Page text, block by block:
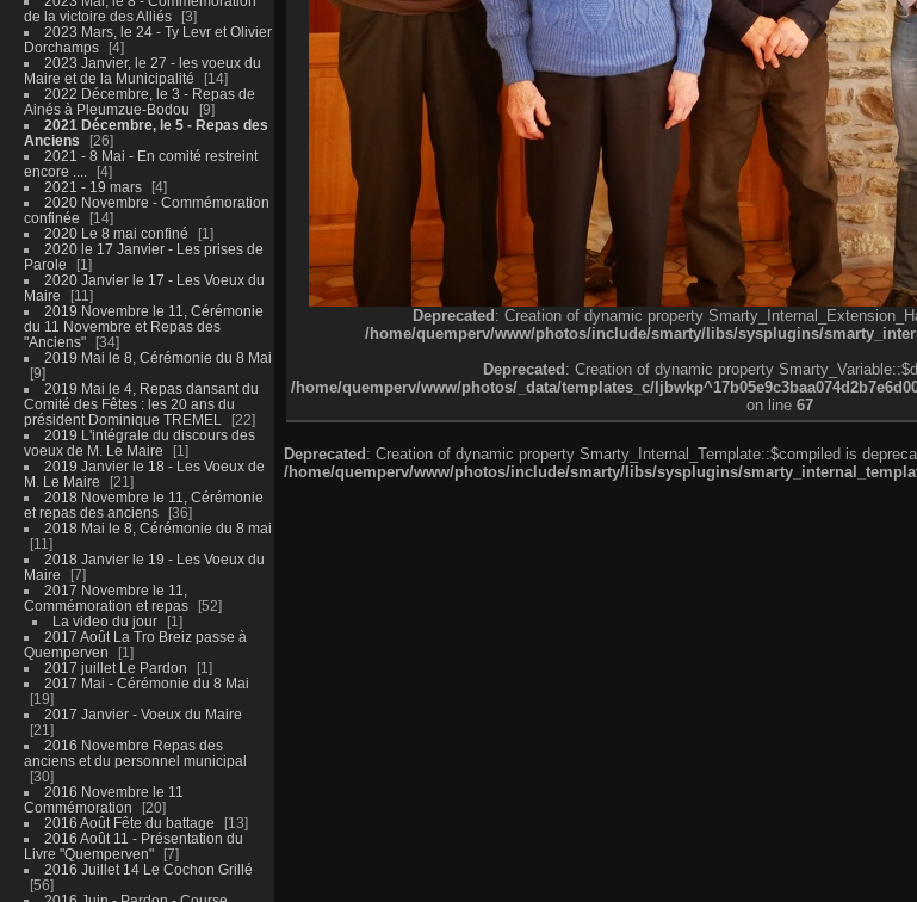
de la victoire des Alliés
3
2023 Mars, le 24 - Ty Levr et Olivier
Dorchamps
4
2023 Janvier, le 27 - les voeux du
Maire et de la Municipalité
14
2022 Décembre, le 3 - Repas de
Ainés à Pleumzue-Bodou
9
2021 Décembre, le 5 - Repas des
Anciens
26
2021 - 8 Mai - En comité restreint
encore ....
4
2021 - 19 mars
4
2020 Novembre - Commémoration
confinée
14
2020 Le 8 mai confiné
1
2020 le 17 Janvier - Les prises de
Parole
1
2020 Janvier le 17 - Les Voeux du
Maire
11
2019 Novembre le 11, Cérémonie
du 11 Novembre et Repas des
"Anciens"
34
2019 Mai le 8, Cérémonie du 8 Mai
9
2019 Mai le 4, Repas dansant du
Comité des Fêtes : les 20 ans du
président Dominique TREMEL
22
2019 L'intégrale du discours des
voeux de M. Le Maire
1
2019 Janvier le 18 - Les Voeux de
M. Le Maire
21
2018 Novembre le 11, Cérémonie
et repas des anciens
36
2018 Mai le 8, Cérémonie du 8 mai
11
2018 Janvier le 19 - Les Voeux du
Maire
7
2017 Novembre le 11,
Commémoration et repas
52
La video du jour
1
2017 Août La Tro Breiz passe à
Quemperven
1
2017 juillet Le Pardon
1
2017 Mai - Cérémonie du 8 Mai
19
2017 Janvier - Voeux du Maire
21
2016 Novembre Repas des
anciens et du personnel municipal
30
2016 Novembre le 11
Commémoration
20
2016 Août Fête du battage
13
2016 Août 11 - Présentation du
Livre "Quemperven"
7
2016 Juillet 14 Le Cochon Grillé
56
Deprecated: Creation of dynamic property
/home/quemperv/www/photos/include/smarty/libs/sysplugins/
Deprecated: Creation of dynamic property
/home/quemperv/www/photos/_data/templates_c/
on line 67
Deprecated: Creation of dynamic property Smarty_Internal_Template::$compiled is
/home/quemperv/www/photos/include/smarty/libs/sysplugins/